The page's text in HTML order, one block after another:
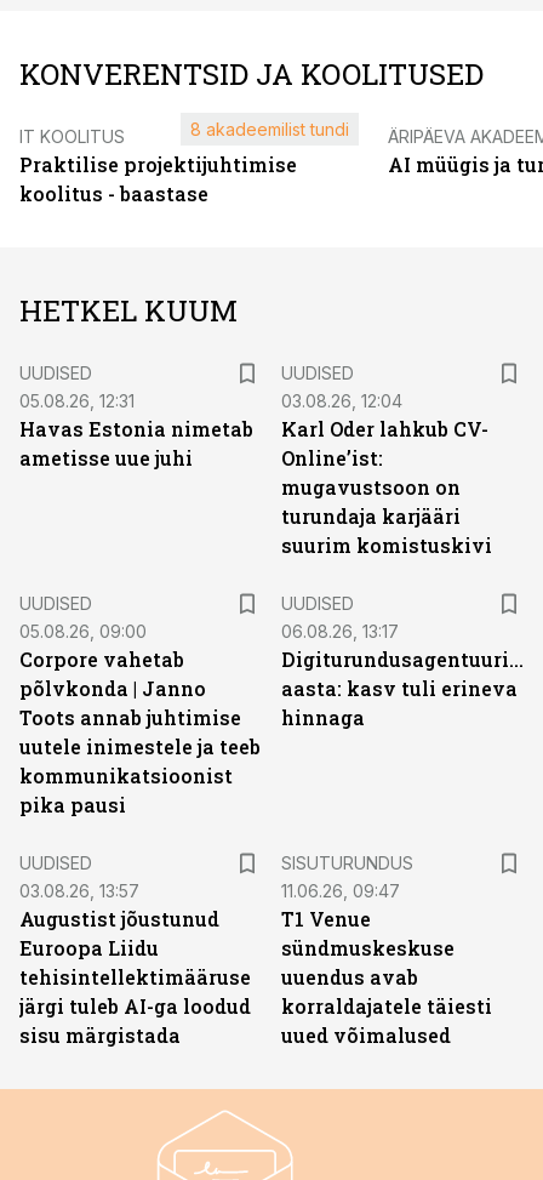
KONVERENTSID JA KOOLITUSED
IT KOOLITUS
Praktilise projektijuhtimise
koolitus - baastase
8 akadeemilist tundi ÄRIPÄEVA
AI müügis ja
HETKEL KUUM
UUDISED
05.08.26, 12:31
Havas Estonia nimetab
ametisse uue juhi
UUDISED
03.08.26, 12:04
Karl Oder lahkub CV-
Online’ist:
mugavustsoon on
turundaja karjääri
suurim komistuskivi
UUDISED
05.08.26, 09:00
Corpore vahetab
põlvkonda | Janno
Toots annab juhtimise
uutele inimestele ja teeb
kommunikatsioonist
pika pausi
UUDISED
06.08.26, 13:17
Digiturundusagentuuride
aasta: kasv tuli erineva
hinnaga
UUDISED
03.08.26, 13:57
Augustist jõustunud
Euroopa Liidu
tehisintellektimääruse
järgi tuleb AI-ga loodud
sisu märgistada
SISUTURUNDUS
11.06.26, 09:47
T1 Venue
sündmuskeskuse
uuendus avab
korraldajatele täiesti
uued võimalused